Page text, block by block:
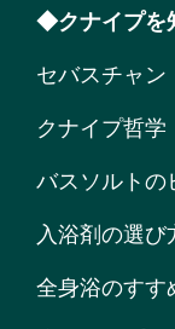
◆クナイプを
セバスチャン
クナイプ哲学
バスソルトの
入浴剤の選び
全身浴のすす